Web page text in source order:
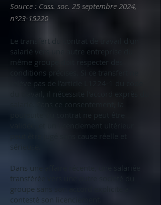
Source : Cass. soc. 25 septembre 2024,
n°23-15220
Le transfert du contrat de travail d'un
salarié vers une autre entreprise du
même groupe doit respecter des
conditions précises. Si ce transfert ne
relève pas de l'article L1224-1 du code
du travail, il nécessite l'accord exprès du
salarié. Sans ce consentement, la
validée, et un licenciement ultérieur
peut être jugé sans cause réelle et
sérieuse.
Dans une affaire récente, une salariée
transférée vers une autre société du
groupe sans son accord explicite a
contesté son licenciement.